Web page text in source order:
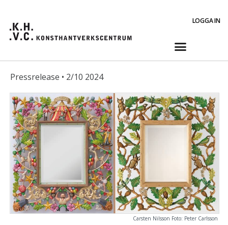
LOGGA IN
Pressrelease • 2/10 2024
Carsten Nilsson Foto: Peter Carlsson